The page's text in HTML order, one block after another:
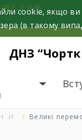
с-ще.
ДНЗ
Великі
cookie, якщо
(в такому